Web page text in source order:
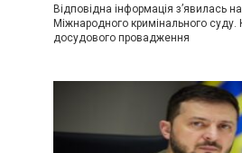
Відповідна інформація з’явилась
Міжнародного кримінального суду.
досудового провадження